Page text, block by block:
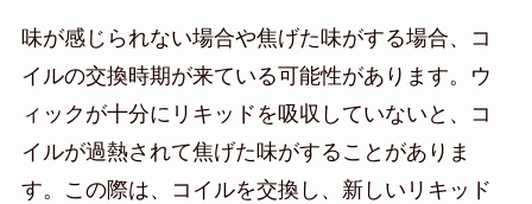
味が感じられない場合や焦げた味がする場合、コ
イルの交換時期が来ている可能性があります。ウ
ィックが十分にリキッドを吸収していないと、コ
イルが過熱されて焦げた味がすることがありま
す。この際は、コイルを交換し、新しいリキッド